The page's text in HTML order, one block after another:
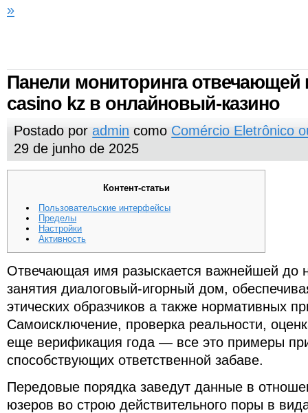
»
Панели мониторинга отвечающей
casino kz в онлайновый-казино
Postado poradmin como Comércio Eletrônico
29 de junho de 2025
Контент-статьи
Пользовательские интерфейсы
Пределы
Настройки
Активность
Отвечающая имя разыскается важнейшей до
занятия диалоговый-игорный дом,
этических образчиков а также нормативных
Самоисключение, проверка реальности,
еще верификация года — все это примеры
способствующих ответственной забаве.
Передовые порядка заведут данные в
юзеров во строю действительного поры в